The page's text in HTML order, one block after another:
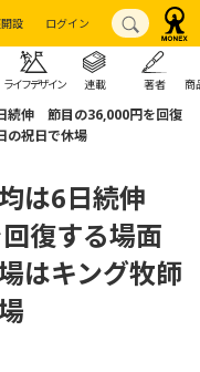
設 ログイン
ライフデザイン 連載 著者 商
続伸 節目の36,000円を回復
の祝日で休場
均は6日続伸
復する場面
はキング牧師